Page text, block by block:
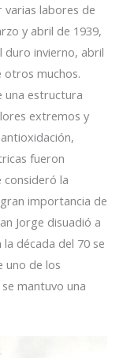
varias labores de
y abril de 1939,
duro invierno, abril
otros muchos.
una estructura
extremos y
fueron
consideró la
importancia de
Jorge disuadió a
década del 70 se
uno de los
mantuvo una